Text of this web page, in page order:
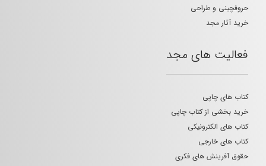
حروفچینی و طراحی
خرید آثار مجد
فعالیت های مجد
کتاب های چاپی
خرید بخشی از کتاب چاپی
کتاب های الکترونیکی
کتاب های خارجی
حقوق آفرینش های فکری